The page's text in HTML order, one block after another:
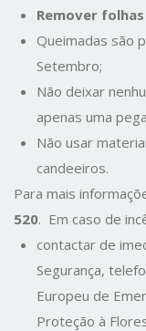
Remover folhas
Queimadas são
Setembro;
Não deixar
apenas uma
Não usar
candeeiros.
Para mais
520. Em caso de
contactar de
Segurança,
Europeu de
Proteção à